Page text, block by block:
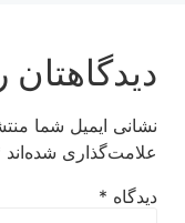
دیدگاهتان
نشانی ایمیل شما
علامت‌گذاری شده‌اند
دیدگاه *